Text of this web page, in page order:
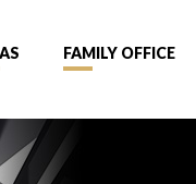
FAMILY OFFICE